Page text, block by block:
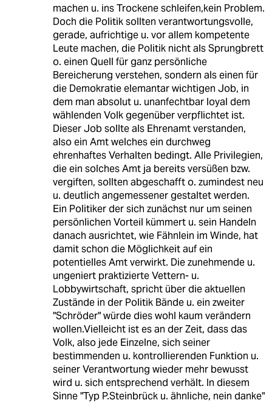
machen u. ins Trockene schleifen,kein Problem.
Doch die Politik sollten verantwortungsvolle,
gerade, aufrichtige u. vor allem kompetente
Leute machen, die Politik nicht als Sprungbrett
o. einen Quell für ganz persönliche
Bereicherung verstehen, sondern als einen für
die Demokratie elemantar wichtigen Job, in
dem man absolut u. unanfechtbar loyal dem
wählenden Volk gegenüber verpflichtet ist.
Dieser Job sollte als Ehrenamt verstanden,
also ein Amt welches ein durchweg
ehrenhaftes Verhalten bedingt. Alle Privilegien,
die ein solches Amt ja bereits versüßen bzw.
vergiften, sollten abgeschafft o. zumindest neu
u. deutlich angemessener gestaltet werden.
Ein Politiker der sich zunächst nur um seinen
persönlichen Vorteil kümmert u. sein Handeln
danach ausrichtet, wie Fähnlein im Winde, hat
damit schon die Möglichkeit auf ein
potentielles Amt verwirkt. Die zunehmende u.
ungeniert praktizierte Vettern- u.
Lobbywirtschaft, spricht über die aktuellen
Zustände in der Politik Bände u. ein zweiter
"Schröder" würde dies wohl kaum verändern
wollen.Vielleicht ist es an der Zeit, dass das
Volk, also jede Einzelne, sich seiner
bestimmenden u. kontrollierenden Funktion u.
seiner Verantwortung wieder mehr bewusst
wird u. sich entsprechend verhält. In diesem
Sinne "Typ P.Steinbrück u. ähnliche, nein danke"